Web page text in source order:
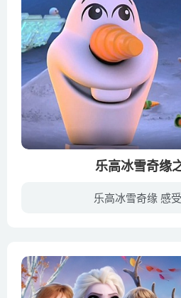
乐高冰雪奇缘
乐高冰雪奇缘 感